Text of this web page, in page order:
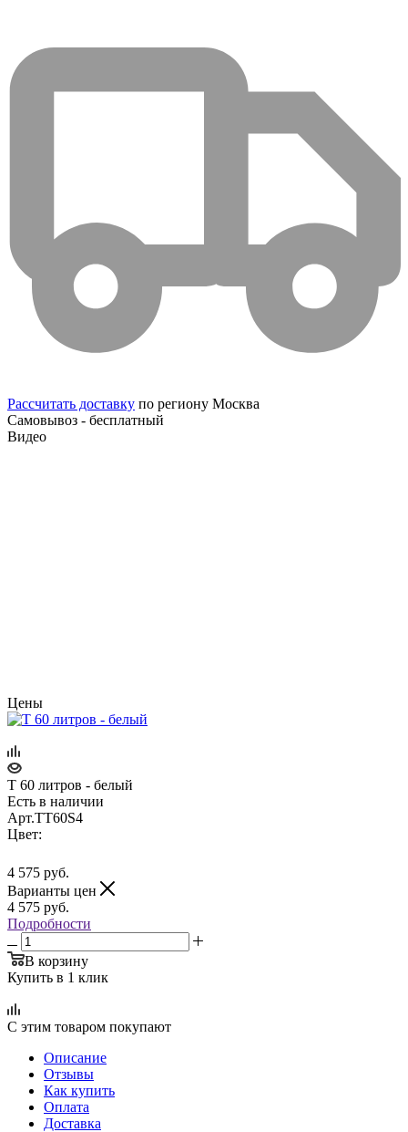
Рассчитать доставку по региону Москва
Самовывоз - бесплатный
Видео
Цены
T 60 литров - белый
Есть в наличии
Арт.TT60S4
Цвет:
4 575 руб.
Варианты цен
4 575 руб.
Подробности
В корзину
Купить в 1 клик
С этим товаром покупают
Описание
Отзывы
Как купить
Оплата
Доставка